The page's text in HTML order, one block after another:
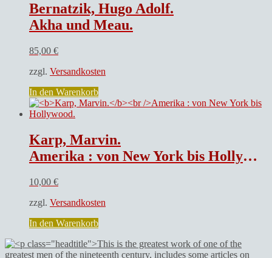
Bernatzik, Hugo Adolf.
Akha und Meau.
85,00 €
zzgl. Versandkosten
In den Warenkorb
Karp, Marvin.
Amerika : von New York bis Hollywood.
10,00 €
zzgl. Versandkosten
In den Warenkorb